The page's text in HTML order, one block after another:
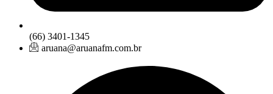
(66) 3401-1345
aruana@aruanafm.com.br